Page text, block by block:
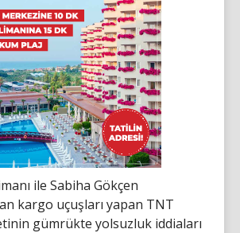
ile Sabiha Gökçen
kargo uçuşları yapan TNT
gümrükte yolsuzluk iddiaları